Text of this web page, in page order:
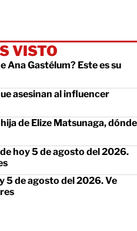
VISTO
Ana Gastélum? Este es su
asesinan al influencer
de Elize Matsunaga, dónde
hoy 5 de agosto del 2026.
5 de agosto del 2026. Ve